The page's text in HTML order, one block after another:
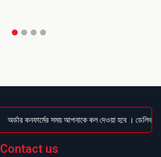
অর্ডার কনফার্মের সময় আপনাকে কল দেওয়া হবে ।
Contact us